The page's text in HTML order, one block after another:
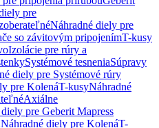
pre
Náhradné diely pre
so závitovým pripojenímT-kusy
Izolácie pre rúry a
Systémové tesneniaSúpravy
diely pre Systémové rúry
pre KolenáT-kusyNáhradné
Axiálne
pre Geberit Mapress
Náhradné diely pre KolenáT-